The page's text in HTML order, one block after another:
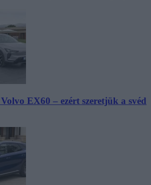
EX60 – ezért szeretjük a svéd